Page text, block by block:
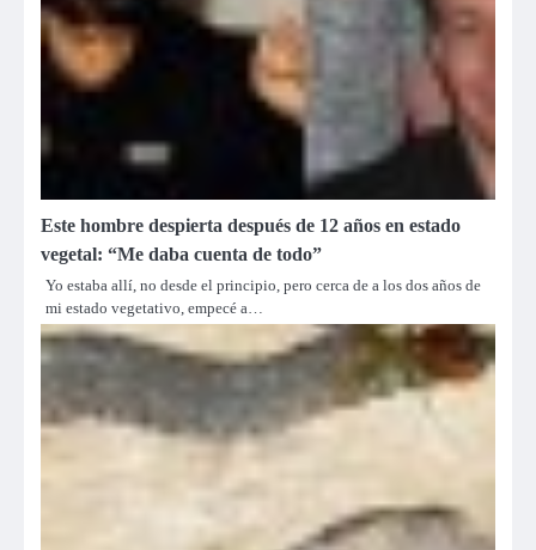
Este hombre despierta después de 12 años en estado
vegetal: “Me daba cuenta de todo”
Yo estaba allí, no desde el principio, pero cerca de a los dos años de
mi estado vegetativo, empecé a…